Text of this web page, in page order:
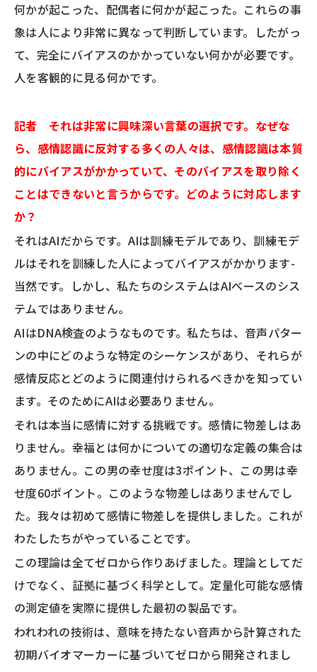
何かが起こった、配偶者に何かが起こった。これらの事
象は人により非常に異なって判断しています。したがっ
て、完全にバイアスのかかっていない何かが必要です。
人を客観的に見る何かです。
記者 それは非常に興味深い言葉の選択です。なぜな
ら、感情認識に反対する多くの人々は、感情認識は本質
的にバイアスがかかっていて、そのバイアスを取り除く
ことはできないと言うからです。どのように対応します
か？
それはAIだからです。AIは訓練モデルであり、訓練モデ
ルはそれを訓練した人によってバイアスがかかります-
当然です。しかし、私たちのシステムはAIベースのシス
テムではありません。
AIはDNA検査のようなものです。私たちは、音声パター
ンの中にどのような特定のシーケンスがあり、それらが
感情反応とどのように関連付けられるべきかを知ってい
ます。そのためにAIは必要ありません。
それは本当に感情に対する挑戦です。感情に物差しはあ
りません。幸福とは何かについての適切な定義の集合は
ありません。この男の幸せ度は3ポイント、この男は幸
せ度60ポイント。このような物差しはありませんでし
た。我々は初めて感情に物差しを提供しました。これが
わたしたちがやっていることです。
この理論は全てゼロから作りあげました。理論としてだ
けでなく、証拠に基づく科学として。定量化可能な感情
の測定値を実際に提供した最初の製品です。
われわれの技術は、意味を持たない音声から計算された
初期バイオマーカーに基づいてゼロから開発されまし